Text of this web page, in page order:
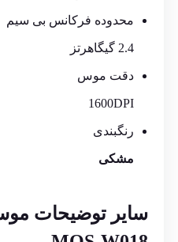
محدوده فرکانس بی سیم
2.4 گیگاهرتز
دقت موس
1600DPI
رنگبندی
مشکی
سایر توضیحات